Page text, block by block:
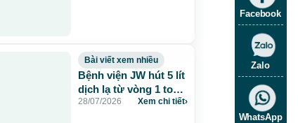
Bài viết xem nhiều
Bệnh viện JW hút 5 lít
dịch lạ từ vòng 1 to
115cm do tiêm mỡ
28/07/2026 Xem chi tiết›
Facebook
Zalo
WhatsApp